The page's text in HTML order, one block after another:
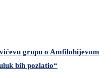
grupu o Amfilohijevom
bih pozlatio“